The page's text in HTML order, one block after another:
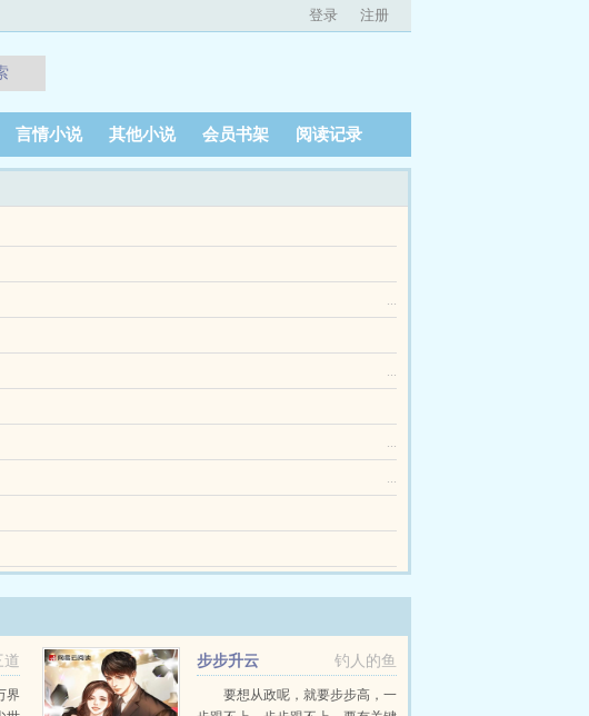
登录 注册
言情小说 其他小说 会员书架 阅读记录
造为猪崽娃娃机！您的鬼屋建造成功！您的跳楼机建造成功！
他弱，直接给他偷来祝融精血，觉醒祝融神火。然而这还刚刚
...
上天庭中的主角是陆长生祝融，洪荒开局带领巫族打上天庭主
...
常人，就是脑子不好使。至于那个神神叨叨的医圣，唉就连死 ...
...
通透人心，科举登廪，衙署立足，古玩生财，暗布棋局。不逞
道
界
钓人的鱼
步步升云
要想从政呢，就要步步高，一